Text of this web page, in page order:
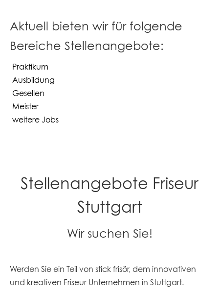
Aktuell bieten wir für folgende
Bereiche Stellenangebote:
Praktikum
Ausbildung
Gesellen
Meister
weitere Jobs
Stellenangebote Friseur
Stuttgart
Wir suchen Sie!
Werden Sie ein Teil von stick frisör, dem innovativen
und kreativen Friseur Unternehmen in Stuttgart.